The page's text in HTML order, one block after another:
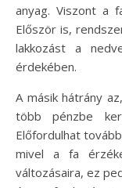
anyag. Viszont a
Először is,
lakkozást a
érdekében.
A másik hátrány
több pénzbe
Előfordulhat
mivel a fa
változásaira, ez